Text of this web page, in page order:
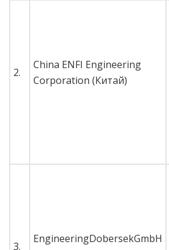
2.
China ENFI Engineering
Corporation (Китай)
3.
EngineeringDobersekGmbH